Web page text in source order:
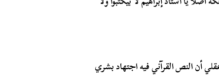
أن النص القرآني فيه اجتهاد بشري